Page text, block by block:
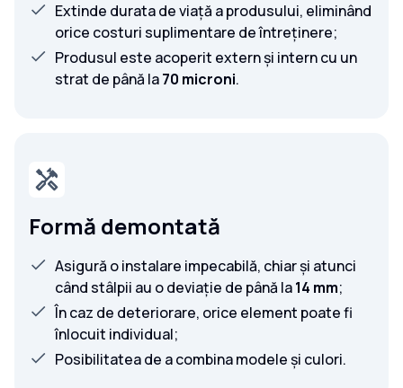
Extinde durata de viață a produsului, eliminând
orice costuri suplimentare de întreținere;
Produsul este acoperit extern și intern cu un
strat de până la70 microni.
Formă demontată
Asigură o instalare impecabilă, chiar și atunci
când stâlpii au o deviație de până la14 mm;
În caz de deteriorare, orice element poate fi
înlocuit individual;
Posibilitatea de a combina modele și culori.